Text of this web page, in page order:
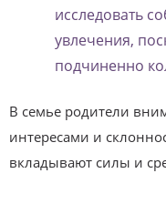
исследовать
увлечения,
подчиненно
В семье родители
интересами и
вкладывают силы и